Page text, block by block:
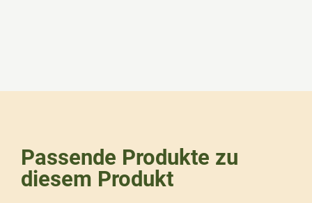
Passende Produkte zu
diesem Produkt